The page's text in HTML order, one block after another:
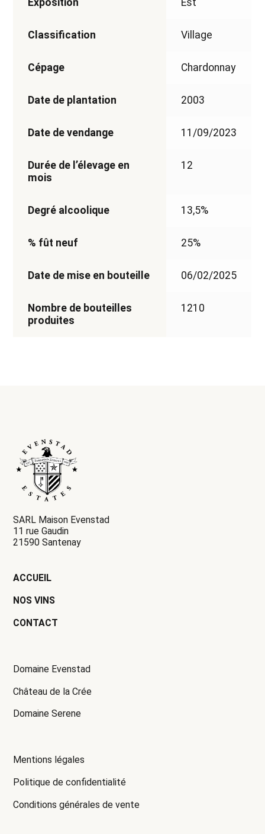
Classification Village
Cépage Chardonnay
Date de plantation 2003
Date de vendange 11/09/2023
Durée de l’élevage en
mois
12
Degré alcoolique 13,5%
% fût neuf 25%
Date de mise en bouteille 06/02/2025
Nombre de bouteilles
produites
1210
SARL Maison Evenstad
11 rue Gaudin
21590 Santenay
ACCUEIL
NOS VINS
CONTACT
Domaine Evenstad
Château de la Crée
Domaine Serene
Mentions légales
Politique de confidentialité
Conditions générales de vente